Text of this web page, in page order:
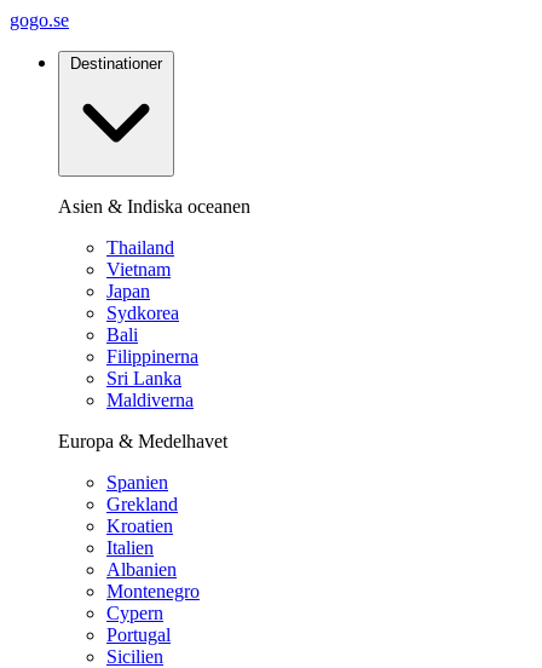
gogo.se
Destinationer
Asien & Indiska oceanen
Thailand
Vietnam
Japan
Sydkorea
Bali
Filippinerna
Sri Lanka
Maldiverna
Europa & Medelhavet
Spanien
Grekland
Kroatien
Italien
Albanien
Montenegro
Cypern
Portugal
Sicilien